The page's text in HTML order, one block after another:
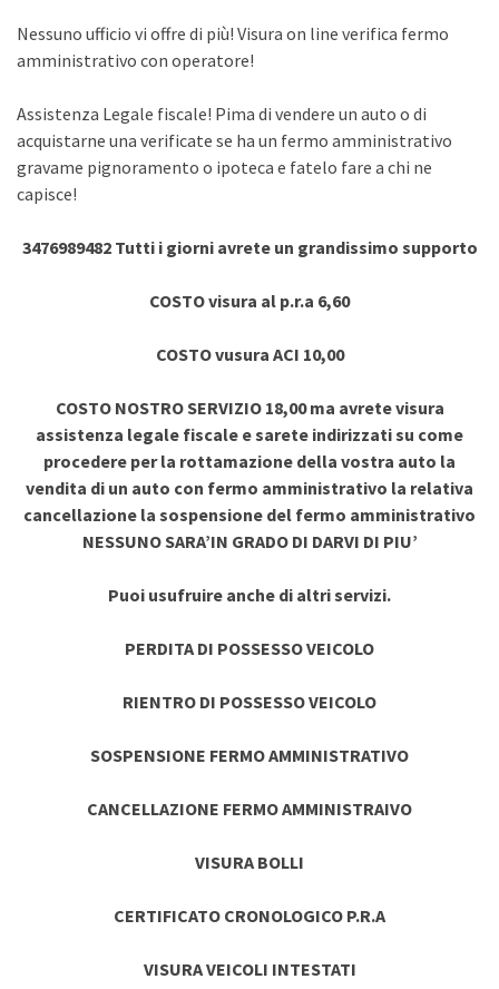
Nessuno ufficio vi offre di più! Visura on line verifica fermo
amministrativo con operatore!
Assistenza Legale fiscale! Pima di vendere un auto o di
acquistarne una verificate se ha un fermo amministrativo
gravame pignoramento o ipoteca e fatelo fare a chi ne
capisce!
3476989482 Tutti i giorni avrete un grandissimo supporto
COSTO visura al p.r.a 6,60
COSTO vusura ACI 10,00
COSTO NOSTRO SERVIZIO 18,00 ma avrete visura
assistenza legale fiscale e sarete indirizzati su come
procedere per la rottamazione della vostra auto la
vendita di un auto con fermo amministrativo la relativa
cancellazione la sospensione del fermo amministrativo
NESSUNO SARA’IN GRADO DI DARVI DI PIU’
Puoi usufruire anche di altri servizi.
PERDITA DI POSSESSO VEICOLO
RIENTRO DI POSSESSO VEICOLO
SOSPENSIONE FERMO AMMINISTRATIVO
CANCELLAZIONE FERMO AMMINISTRAIVO
VISURA BOLLI
CERTIFICATO CRONOLOGICO P.R.A
VISURA VEICOLI INTESTATI